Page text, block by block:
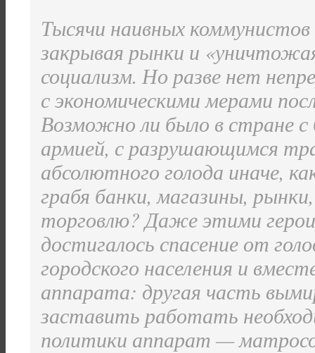
Тысячи наивных
закрывая рынки и
социализм. Но разве нет
с экономическими мерами
Возможно ли было в стране с
армией, с разрушающимся
абсолютного голода иначе,
грабя банки, магазины,
торговлю? Даже этими
достигалось спасение от
городского населения и
аппарата: другая часть
заставить работать
политики аппарат —